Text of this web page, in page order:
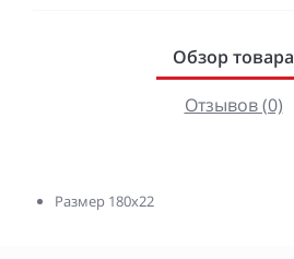
Обзор товара
Отзывов (0)
Размер 180х22